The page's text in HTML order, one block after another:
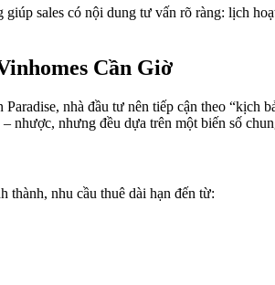
sales có nội dung tư vấn rõ ràng: lịch
Cần Giờ
nhà đầu tư nên tiếp cận theo “kịch
nhưng đều dựa trên một biến số
thành, nhu cầu thuê dài hạn đến từ: